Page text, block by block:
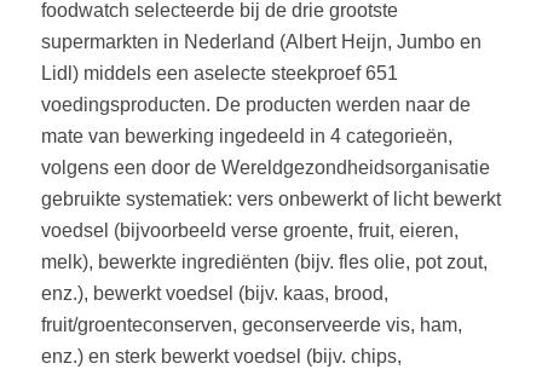
foodwatch selecteerde bij de drie grootste
supermarkten in Nederland (Albert Heijn, Jumbo en
Lidl) middels een aselecte steekproef 651
voedingsproducten. De producten werden naar de
mate van bewerking ingedeeld in 4 categorieën,
volgens een door de Wereldgezondheidsorganisatie
gebruikte systematiek: vers onbewerkt of licht bewerkt
voedsel (bijvoorbeeld verse groente, fruit, eieren,
melk), bewerkte ingrediënten (bijv. fles olie, pot zout,
enz.), bewerkt voedsel (bijv. kaas, brood,
fruit/groenteconserven, geconserveerde vis, ham,
enz.) en sterk bewerkt voedsel (bijv. chips,